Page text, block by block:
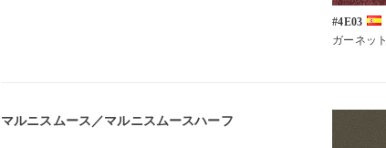
#4E03
ガーネット
マルニスムース／マルニスムースハーフ